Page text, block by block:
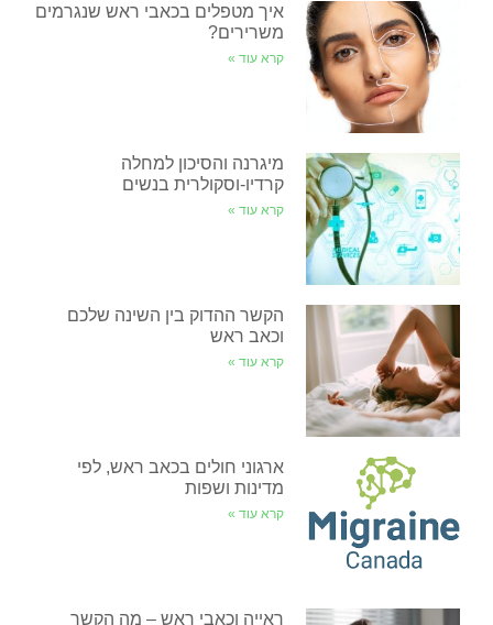
איך מטפלים בכאבי ראש שנגרמים
משרירים?
קרא עוד »
מיגרנה והסיכון למחלה
קרדיו-וסקולרית בנשים
קרא עוד »
הקשר ההדוק בין השינה שלכם
וכאב ראש
קרא עוד »
ארגוני חולים בכאב ראש, לפי
מדינות ושפות
קרא עוד »
ראייה וכאבי ראש – מה הקשר